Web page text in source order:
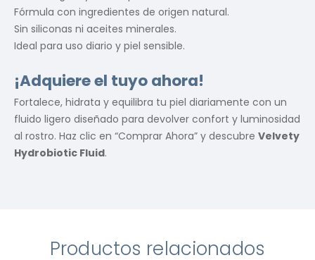
Fórmula con ingredientes de origen natural.
Sin siliconas ni aceites minerales.
Ideal para uso diario y piel sensible.
¡Adquiere el tuyo ahora!
Fortalece, hidrata y equilibra tu piel diariamente con un
fluido ligero diseñado para devolver confort y luminosidad
al rostro. Haz clic en “Comprar Ahora” y descubre Velvety
Hydrobiotic Fluid.
Productos relacionados